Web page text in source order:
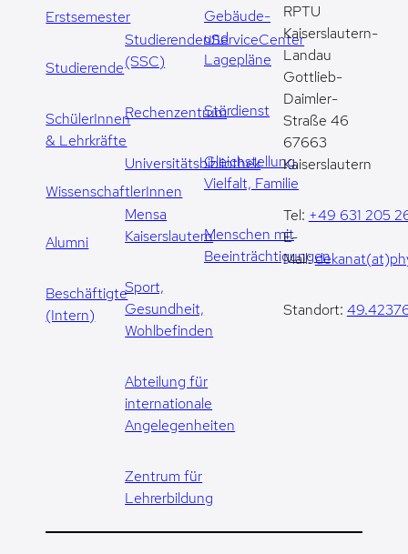
Erstsemester
Studierende
SchülerInnen
& Lehrkräfte
WissenschaftlerInnen
Alumni
Beschäftigte
(Intern)
StudierendenServiceCenter
(SSC)
Rechenzentrum
Universitätsbibliothek
Mensa
Kaiserslautern
Sport,
Gesundheit,
Wohlbefinden
Abteilung für
internationale
Angelegenheiten
Zentrum für
Lehrerbildung
Gebäude-
und
Lagepläne
Stördienst
Gleichstellung,
Vielfalt, Familie
Menschen mit
Beeinträchtigungen
RPTU
Kaiserslautern-
Landau
Gottlieb-
Daimler-
Straße 46
67663
Kaiserslautern
Tel: +49 631 205
E-
Mail:
Standort: